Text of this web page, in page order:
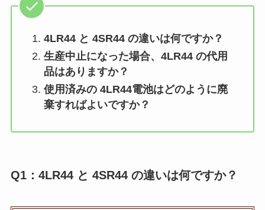
4LR44 と 4SR44 の違いは何ですか？
生産中止になった場合、4LR44 の代用
品はありますか？
使用済みの 4LR44電池はどのように廃
棄すればよいですか？
Q1：4LR44 と 4SR44 の違いは何ですか？